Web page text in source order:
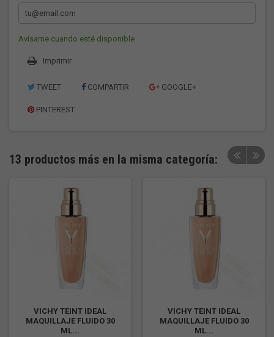
Avísame cuando esté disponible
Imprimir
TWEET COMPARTIR GOOGLE+
PINTEREST
13 productos más en la misma categoría:
VICHY TEINT IDEAL
MAQUILLAJE FLUIDO 30
ML...
VICHY TEINT IDEAL
MAQUILLAJE FLUIDO 30
ML...